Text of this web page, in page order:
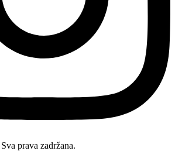
prava zadržana.